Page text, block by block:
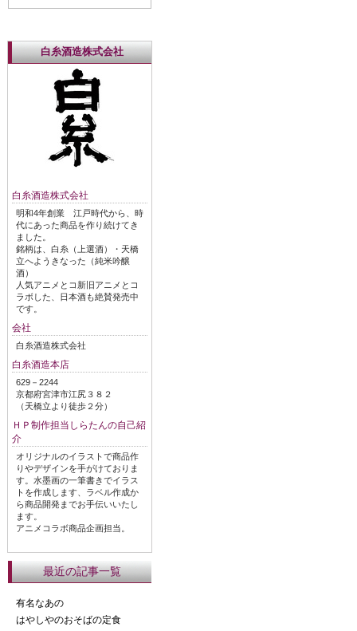
白糸酒造株式会社
白糸酒造株式会社
明和4年創業 江戸時代から、時
代にあった商品を作り続けてき
ました。
銘柄は、白糸（上選酒）・天橋
立へようきなった（純米吟醸
酒）
人気アニメとコ新旧アニメとコ
ラボした、日本酒も絶賛発売中
です。
会社
白糸酒造株式会社
白糸酒造本店
629－2244
京都府宮津市江尻３８２
（天橋立より徒歩２分）
ＨＰ制作担当しらたんの自己紹
介
オリジナルのイラストで商品作
りやデザインを手がけておりま
す。水墨画の一筆書きでイラス
トを作成します、ラベル作成か
ら商品開発までお手伝いいたし
ます。
アニメコラボ商品企画担当。
最近の記事一覧
有名なあの
はやしやのおそばの定食